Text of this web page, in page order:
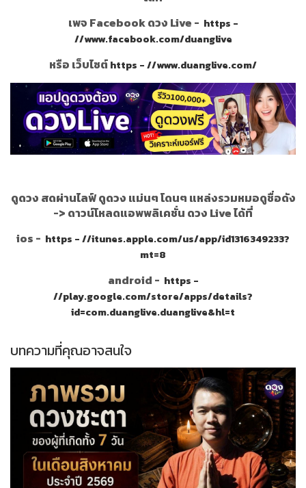
เพจ Facebook ดวง Live - https -
//www.facebook.com/duanglive
หรือ เว็บไซต์https - //www.duanglive.com/
ดูดวง สดผ่านไลฟ์ ดูดวง แม่นๆ โดนๆ แหล่งรวมหมอดูชื่อดัง
-> ดาวน์โหลดแอพพลิเคชั่น ดวง Live ได้ที่
ios - https - //itunes.apple.com/us/app/id1316349233?
mt=8
android - https -
//play.google.com/store/apps/details?
id=com.duanglive.duanglive&hl=t
บทความที่คุณอาจสนใจ